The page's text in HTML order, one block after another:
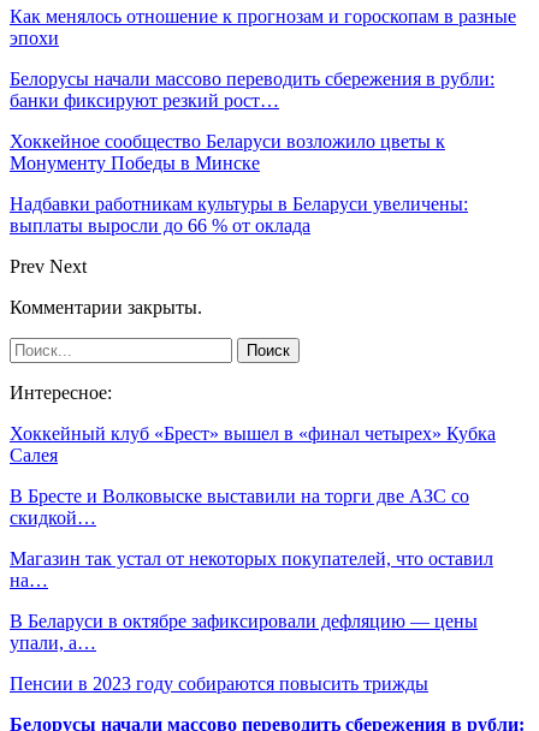
Как менялось отношение к прогнозам и гороскопам в разные
эпохи
Белорусы начали массово переводить сбережения в рубли:
банки фиксируют резкий рост…
Хоккейное сообщество Беларуси возложило цветы к
Монументу Победы в Минске
Надбавки работникам культуры в Беларуси увеличены:
выплаты выросли до 66 % от оклада
Prev Next
Комментарии закрыты.
Интересное:
Хоккейный клуб «Брест» вышел в «финал четырех» Кубка
Салея
В Бресте и Волковыске выставили на торги две АЗС со
скидкой…
Магазин так устал от некоторых покупателей, что оставил
на…
В Беларуси в октябре зафиксировали дефляцию — цены
упали, а…
Пенсии в 2023 году собираются повысить трижды
Белорусы начали массово переводить сбережения в рубли: